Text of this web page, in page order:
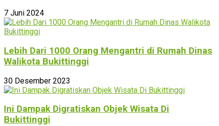
7 Juni 2024
Lebih Dari 1000 Orang Mengantri di Rumah Dinas
Walikota Bukittinggi
30 Desember 2023
Ini Dampak Digratiskan Objek Wisata Di
Bukittinggi